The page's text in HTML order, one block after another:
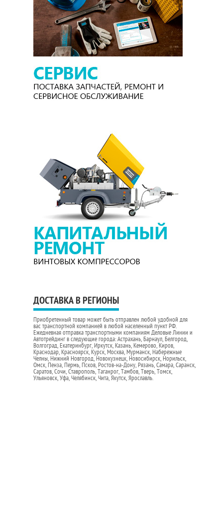
ДОСТАВКА В РЕГИОНЫ
Приобретенный товар может быть отправлен любой удобной для
вас транспортной компанией в любой населенный пункт РФ.
Ежедневная отправка транспортными компаниям Деловые Линии и
Автотрейдинг в следующие города: Астрахань, Барнаул, Белгород,
Волгоград, Екатеринбург, Иркутск, Казань, Кемерово, Киров,
Краснодар, Красноярск, Курск, Москва, Мурманск, Набережные
Челны, Нижний Новгород, Новокузнецк, Новосибирск, Норильск,
Омск, Пенза, Пермь, Псков, Ростов-на-Дону, Рязань, Самара, Саранск,
Саратов, Сочи, Ставрополь, Таганрог, Тамбов, Тверь, Томск,
Ульяновск, Уфа, Челябинск, Чита, Якутск, Ярославль.